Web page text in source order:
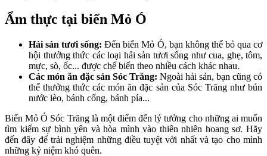
Ẩm thực tại biển Mỏ Ó
Hải sản tươi sống: Đến biển Mỏ Ó, bạn không thể bỏ qua cơ
hội thưởng thức các loại hải sản tươi sống như cua, ghẹ, tôm,
mực, sò, ốc... được chế biến theo nhiều cách khác nhau.
Các món ăn đặc sản Sóc Trăng: Ngoài hải sản, bạn cũng có
thể thưởng thức các món ăn đặc sản của Sóc Trăng như bún
nước lèo, bánh cống, bánh pía...
Biển Mỏ Ó Sóc Trăng là một điểm đến lý tưởng cho những ai muốn
tìm kiếm sự bình yên và hòa mình vào thiên nhiên hoang sơ. Hãy
đến đây để trải nghiệm những điều tuyệt vời nhất và tạo cho mình
những kỷ niệm khó quên.